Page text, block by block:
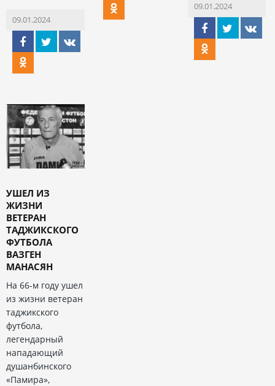
09.01.2024
09.01.2024
УШЕЛ ИЗ
ЖИЗНИ
ВЕТЕРАН
ТАДЖИКСКОГО
ФУТБОЛА
ВАЗГЕН
МАНАСЯН
На 66-м году ушел
из жизни ветеран
таджикского
футбола,
легендарный
нападающий
душанбинского
«Памира»,